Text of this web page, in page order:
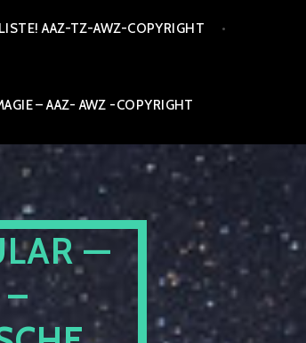
AAZ-TZ-AWZ-COPYRIGHT
– AAZ- AWZ -COPYRIGHT
—
–